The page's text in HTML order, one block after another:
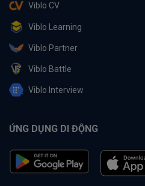
Viblo CV
Viblo Learning
Viblo Partner
Viblo Battle
Viblo Interview
ỨNG DỤNG DI ĐỘNG